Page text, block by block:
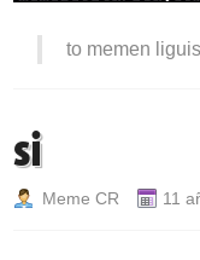
to memen
si
Meme CR 11